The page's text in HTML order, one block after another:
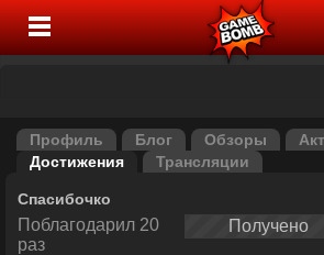
Профиль Блог Обзоры
Достижения
Трансляции
Спасибочко
Поблагодарил 20
раз
Получено